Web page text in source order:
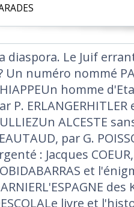
diaspora. Le Juif
Un numéro nommé
homme
P.
ALCESTE
par G.
: Jacques
et
livre et